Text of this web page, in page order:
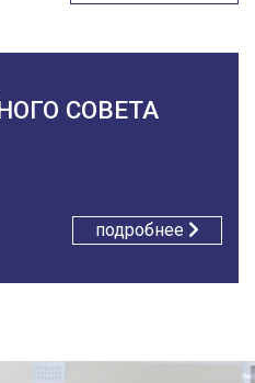
СОВЕТА
подробнее